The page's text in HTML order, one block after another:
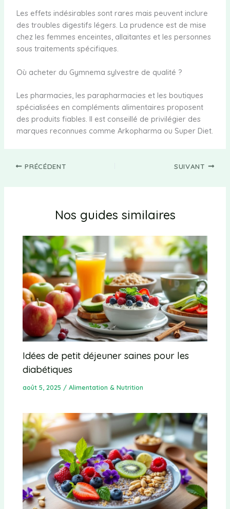
Les effets indésirables sont rares mais peuvent inclure
des troubles digestifs légers. La prudence est de mise
chez les femmes enceintes, allaitantes et les personnes
sous traitements spécifiques.
Où acheter du Gymnema sylvestre de qualité ?
Les pharmacies, les parapharmacies et les boutiques
spécialisées en compléments alimentaires proposent
des produits fiables. Il est conseillé de privilégier des
marques reconnues comme Arkopharma ou Super Diet.
PRÉCÉDENT SUIVANT
Nos guides similaires
Idées de petit déjeuner saines pour les
diabétiques
août 5, 2025 /Alimentation & Nutrition